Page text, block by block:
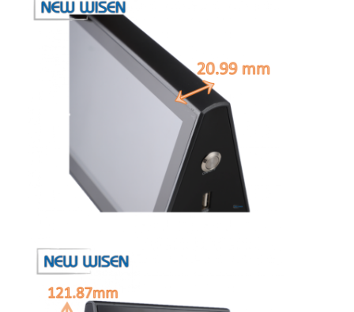
Contrôle de la qualité
Parlez Maintenant.
Système de conférence
Ascenseur de moniteur LCD
Moniteur à défilement
Une prise de bureau pop-up